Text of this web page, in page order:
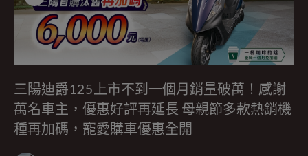
三陽迪爵125上市不到一個月銷量破萬！感謝
萬名車主，優惠好評再延長 母親節多款熱銷機
種再加碼，寵愛購車優惠全開